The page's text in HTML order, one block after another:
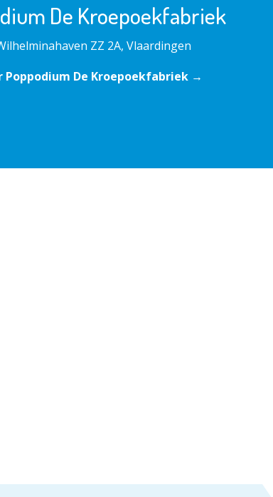
De Kroepoekfabriek
ZZ 2A, Vlaardingen
Poppodium De Kroepoekfabriek →